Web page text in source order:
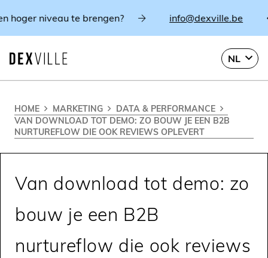
niveau te brengen? info@dexville.be
NL
HOME MARKETING
DATA & PERFORMANCE
VAN DOWNLOAD TOT DEMO: ZO BOUW JE EEN B2B
NURTUREFLOW DIE OOK REVIEWS OPLEVERT
Van download tot demo: zo
bouw je een B2B
nurtureflow die ook reviews